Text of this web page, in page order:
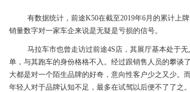
有数据统计，前途K50在截至2019年6月的累计上
销量数字对一家车企来说是无疑是亏损的信号。
马拉车市也曾走访过前途4S店，其展厅基本处于
单，与其跑车的身份格格不入。经过跟销售人员的攀谈
大都是对一个陌生品牌的好奇，意向性客户少之又少。
年轻人对于品牌认知不足，最多在试驾以后便不了了之。